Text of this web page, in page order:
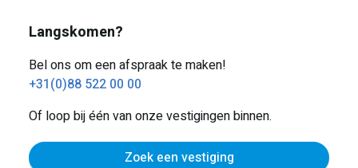
Langskomen?
Bel ons om een afspraak te maken!
+31(0)88 522 00 00
Of loop bij één van onze vestigingen binnen.
Zoek een vestiging